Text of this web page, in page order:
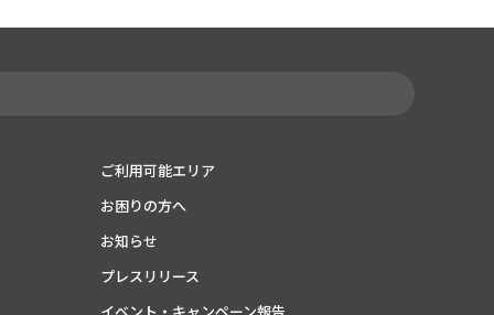
ご利用可能エリア
お困りの方へ
お知らせ
プレスリリース